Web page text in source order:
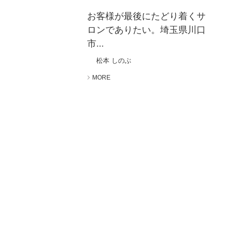
お客様が最後にたどり着くサ
ロンでありたい。埼玉県川口
市...
松本 しのぶ
MORE